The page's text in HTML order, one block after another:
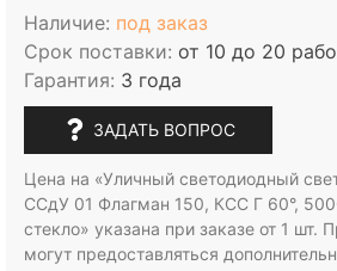
Наличие: под заказ
Срок поставки: от 10 до 20
Гарантия: 3 года
ЗАДАТЬ ВОПРОС
Цена на «Уличный светодиодный
ССдУ 01 Флагман 150, КСС Г 60°,
стекло» указана при заказе от 1 шт.
могут предоставляться